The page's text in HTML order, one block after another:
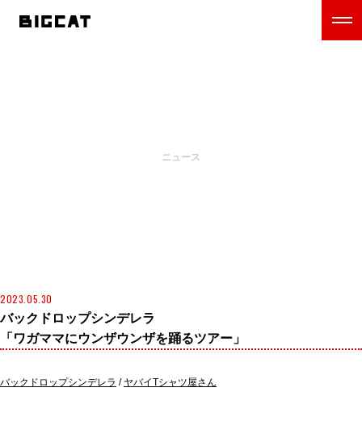
ニュース
2023.05.30
バックドロップシンデレラ
「ワガママにウンザウンザを踊るツアー」
バックドロップシンデレラ / ヤバイTシャツ屋さん